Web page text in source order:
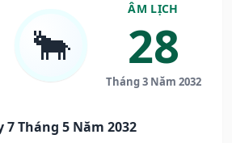
🐂
ÂM LỊCH
28
Tháng 3 Năm 2032
Tháng 5 Năm 2032